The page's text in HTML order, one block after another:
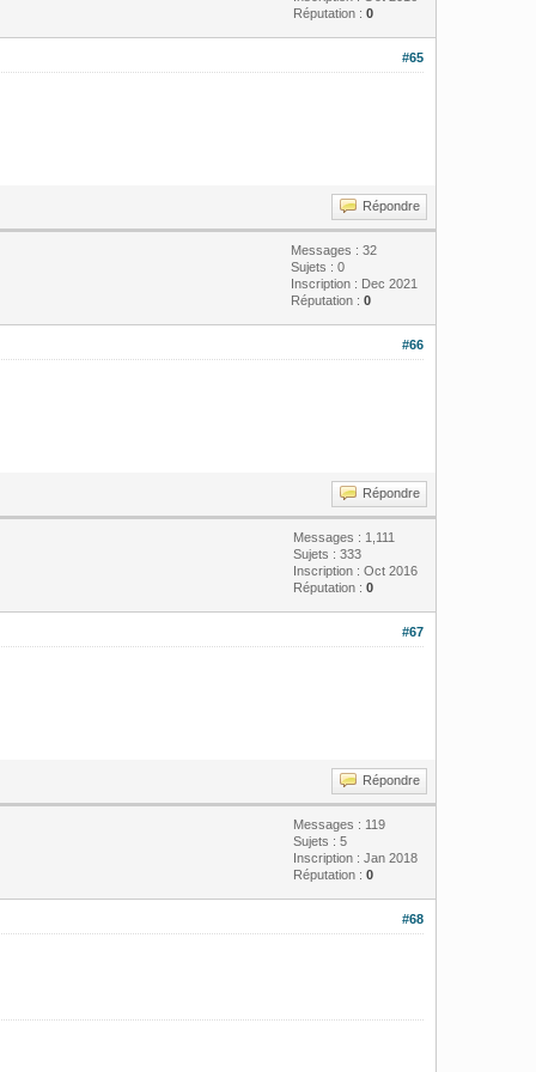
Réputation : 0
#65
Répondre
Messages : 32
Sujets : 0
Inscription : Dec 2021
Réputation : 0
#66
Répondre
Messages : 1,111
Sujets : 333
Inscription : Oct 2016
Réputation : 0
#67
Répondre
Messages : 119
Sujets : 5
Inscription : Jan 2018
Réputation : 0
#68